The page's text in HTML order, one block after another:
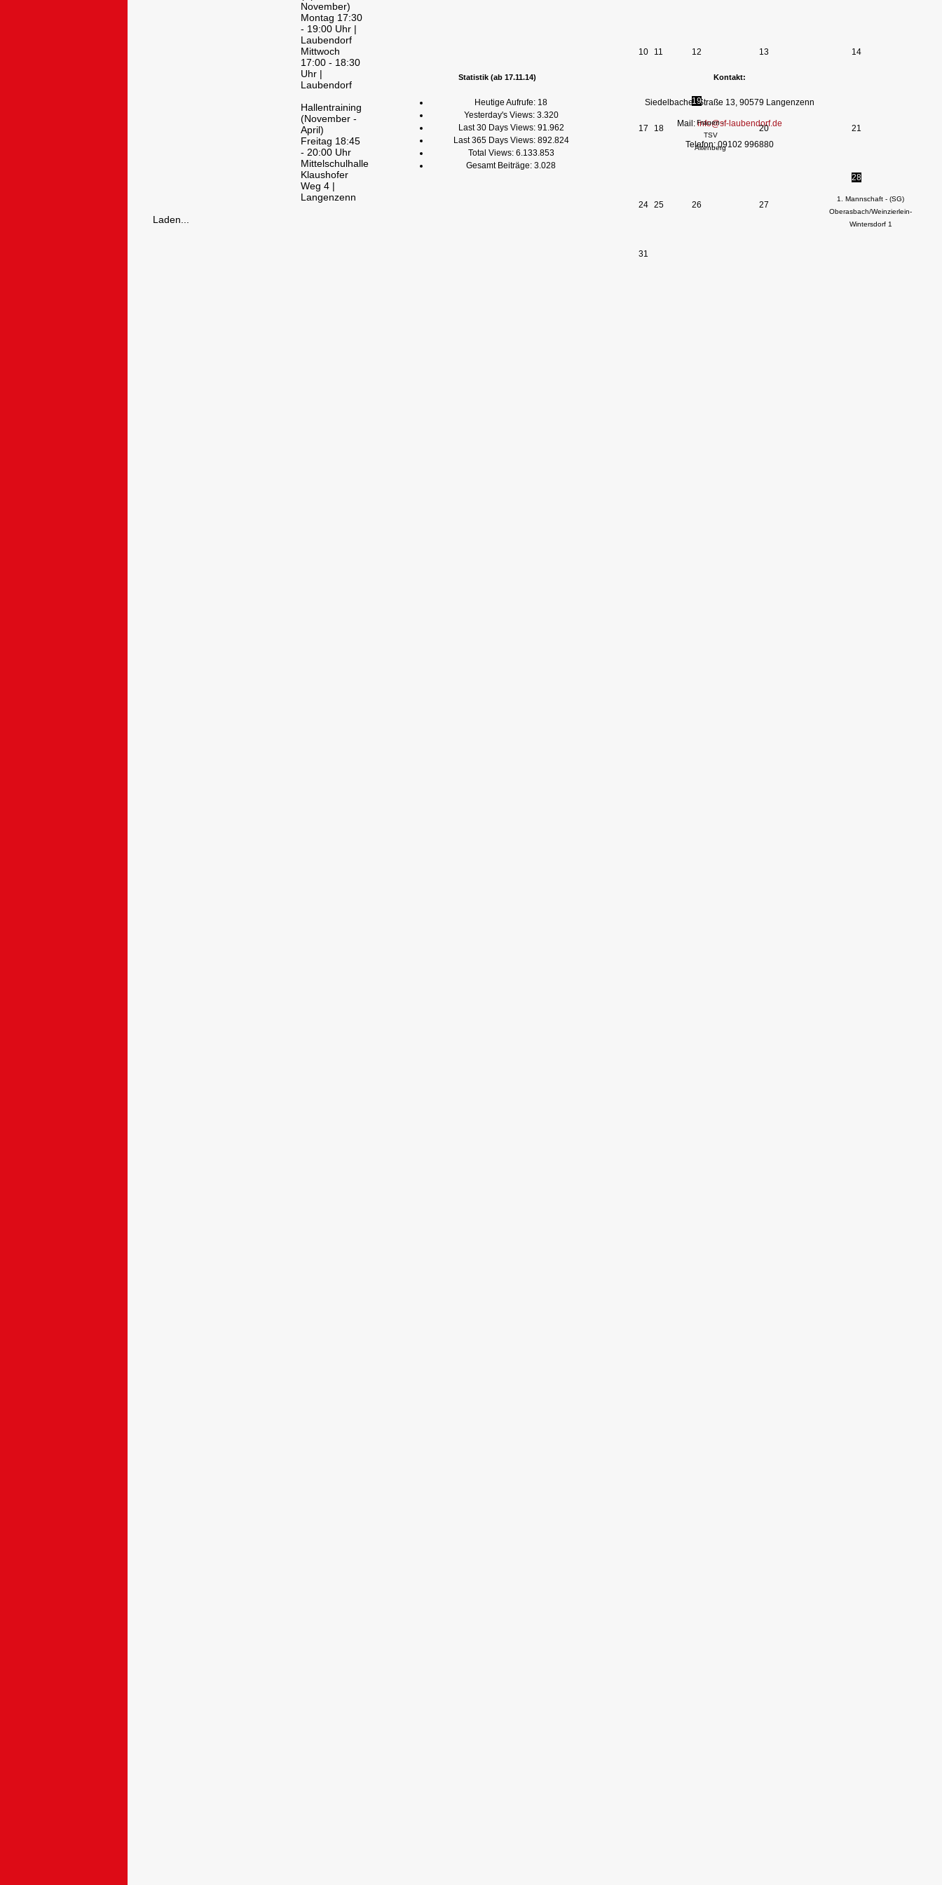
November)
Montag 17:30
- 19:00 Uhr |
Laubendorf
Mittwoch
17:00 - 18:30
Uhr |
Laubendorf
Hallentraining
(November -
April)
Freitag 18:45
- 20:00 Uhr
Mittelschulhalle
Klaushofer
Weg 4 |
Langenzenn
Laden...
10 11 12 13 14
17 18
19
Frauen -
TSV
Altenberg
20 21
24 25 26 27
28
1. Mannschaft - (SG)
Oberasbach/Weinzierlein-
Wintersdorf 1
31
Statistik (ab 17.11.14)
Heutige Aufrufe: 18
Yesterday's Views: 3.320
Last 30 Days Views: 91.962
Last 365 Days Views: 892.824
Total Views: 6.133.853
Gesamt Beiträge: 3.028
Kontakt:
Siedelbacher Straße 13, 90579 Langenzenn
Mail:info@sf-laubendorf.de
Telefon: 09102 996880